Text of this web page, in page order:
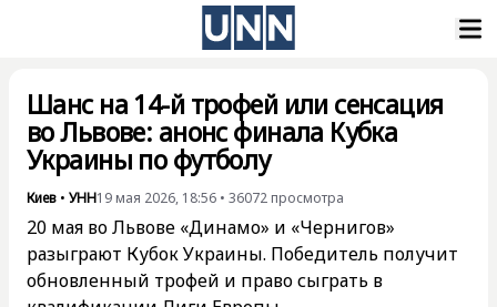
Шанс на 14-й трофей или сенсация
во Львове: анонс финала Кубка
Украины по футболу
Киев • УНН19 мая 2026, 18:56 • 36072 просмотра
20 мая во Львове «Динамо» и «Чернигов»
разыграют Кубок Украины. Победитель получит
обновленный трофей и право сыграть в